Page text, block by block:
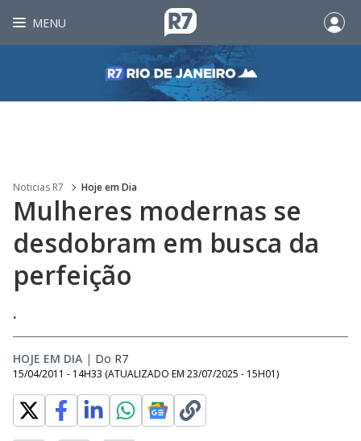
MENU
Noticias R7 Hoje em Dia
Mulheres modernas se
desdobram em busca da
perfeição
.
HOJE EM DIA | Do R7
15/04/2011 - 14H33 (ATUALIZADO EM 23/07/2025 - 15H01)